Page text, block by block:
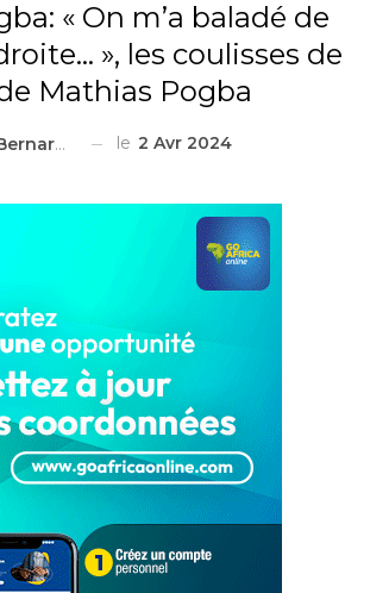
« On m’a baladé de
», les coulisses de
Mathias Pogba
LAMBERT le 2 Avr 2024